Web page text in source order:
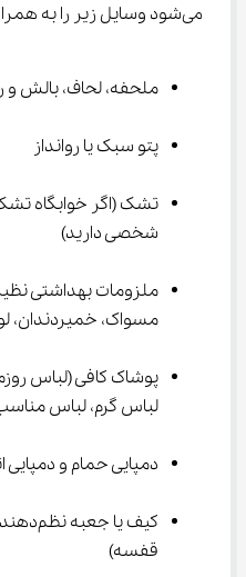
می‌شود وسایل زیر را به همراه داشته باشید:
ملحفه، لحاف، بالش و
پتو سبک یا روانداز
شخصی دارید)
ملزومات بهداشتی
مسواک، خمیردندان،
پوشاک کافی (لباس
لباس گرم، لباس
دمپایی حمام و دمپایی
قفسه)